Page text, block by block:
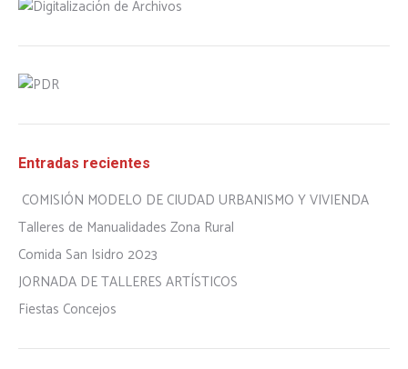
Entradas recientes
COMISIÓN MODELO DE CIUDAD URBANISMO Y VIVIENDA
Talleres de Manualidades Zona Rural
Comida San Isidro 2023
JORNADA DE TALLERES ARTÍSTICOS
Fiestas Concejos